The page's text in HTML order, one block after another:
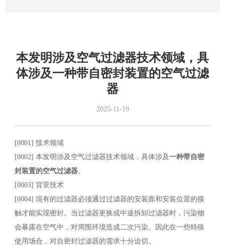
本发明涉及空气过滤器技术领域，具
体涉及一种带自密封装置的空气过滤
器
2025-11-19
[0001] 技术领域
[0002] 本发明涉及空气过滤器技术领域，具体涉及一种带自密
封装置的空气过滤器。
[0003] 背景技术
[0004] 现有的过滤器必须通过过滤器的安装面和安装位置的接
触才能实现密封。当过滤器更换或中途拆卸过滤器时，污染物
会暴露在空气中，对周围环境造成二次污染。因此在一些特殊
使用场合，对自密封过滤器的需求十分迫切。